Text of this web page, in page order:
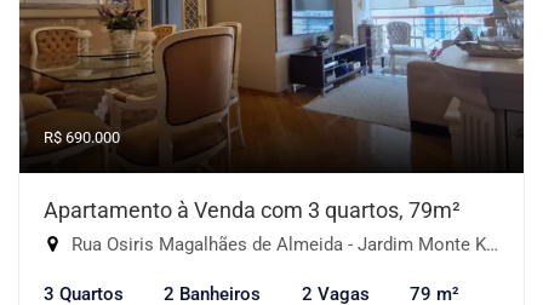
R$ 690.000
Apartamento à Venda com 3 quartos, 79m²
Rua Osiris Magalhães de Almeida - Jardim Monte Kemel, São Paulo-SP
3 Quartos 2 Banheiros 2 Vagas 79 m²